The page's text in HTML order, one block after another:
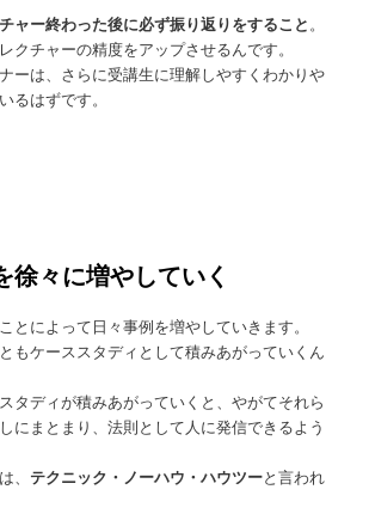
ャー終わった後に必ず振り返りをすること 。
クチャーの精度をアップさせるんです。
ーは、さらに受講生に理解しやすくわかりや
るはずです。
徐々に増やしていく
とによって日々事例を増やしていきます。
もケーススタディとして積みあがっていくん
タディが積みあがっていくと、やがてそれら
にまとまり、法則として人に発信できるよう
、 テクニック・ノーハウ・ハウツーと言われ